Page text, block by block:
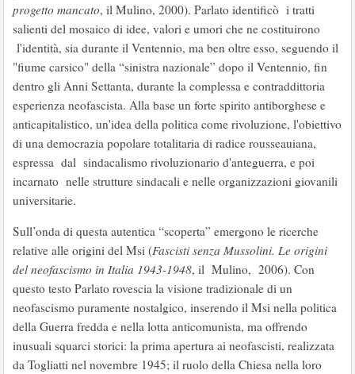
progetto mancato, il Mulino, 2000). Parlato identificò i tratti
salienti del mosaico di idee, valori e umori che ne costituirono
l'identità, sia durante il Ventennio, ma ben oltre esso, seguendo il
"fiume carsico" della “sinistra nazionale” dopo il Ventennio, fin
dentro gli Anni Settanta, durante la complessa e contraddittoria
esperienza neofascista. Alla base un forte spirito antiborghese e
anticapitalistico, un'idea della politica come rivoluzione, l'obiettivo
di una democrazia popolare totalitaria di radice rousseauiana,
espressa dal sindacalismo rivoluzionario d'anteguerra, e poi
incarnato nelle strutture sindacali e nelle organizzazioni giovanili
universitarie.
Sull’onda di questa autentica “scoperta” emergono le ricerche
relative alle origini del Msi (Fascisti senza Mussolini. Le origini
del neofascismo in Italia 1943-1948, il Mulino, 2006). Con
questo testo Parlato rovescia la visione tradizionale di un
neofascismo puramente nostalgico, inserendo il Msi nella politica
della Guerra fredda e nella lotta anticomunista, ma offrendo
inusuali squarci storici: la prima apertura ai neofascisti, realizzata
da Togliatti nel novembre 1945; il ruolo della Chiesa nella loro